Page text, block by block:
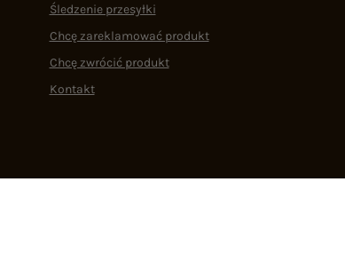
Śledzenie przesyłki
Chcę zareklamować produkt
Chcę zwrócić produkt
Kontakt